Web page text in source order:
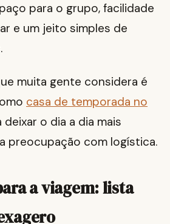
para o grupo, facilidade
e um jeito simples de
muita gente considera é
casa de temporada no
deixar o dia a dia mais
preocupação com logística.
a viagem: lista